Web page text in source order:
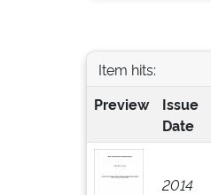
Item hits:
Preview
Issue
Date
2014